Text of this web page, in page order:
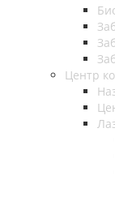
Центр